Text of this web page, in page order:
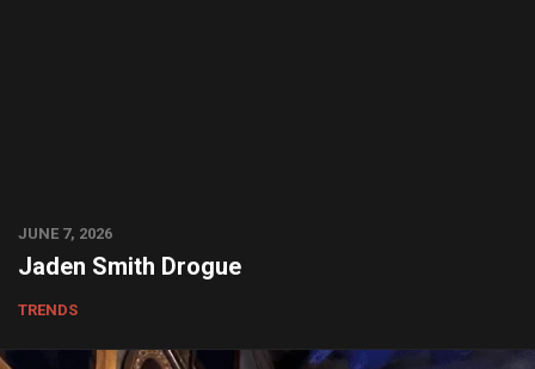
JUNE 7, 2026
Jaden Smith Drogue
TRENDS